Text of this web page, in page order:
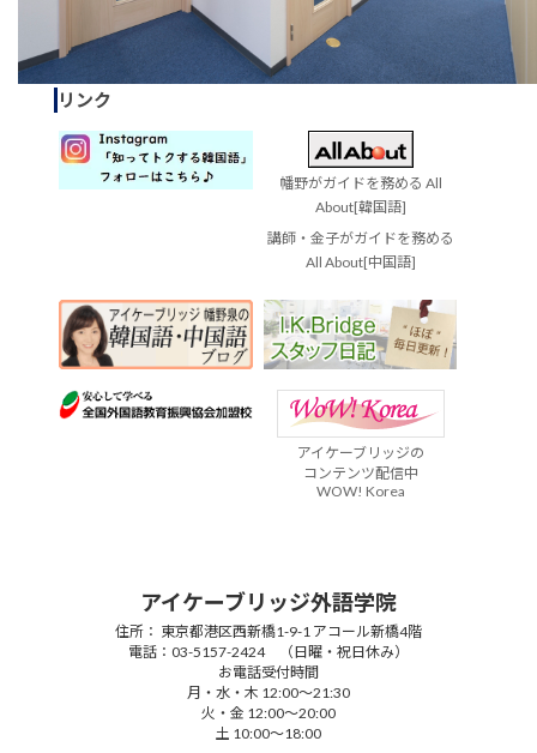
リンク
幡野がガイドを務める All
About[韓国語]
講師・金子がガイドを務める
All About[中国語]
アイケーブリッジの
コンテンツ配信中
WOW! Korea
アイケーブリッジ外語学院
住所： 東京都港区西新橋1-9-1 アコール新橋4階
電話：03-5157-2424 （日曜・祝日休み）
お電話受付時間
月・水・木 12:00～21:30
火・金 12:00～20:00
土 10:00～18:00